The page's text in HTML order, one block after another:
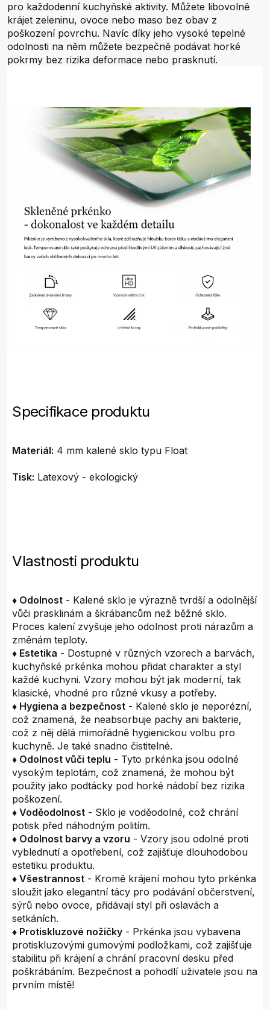
pro každodenní kuchyňské aktivity. Můžete libovolně
krájet zeleninu, ovoce nebo maso bez obav z
poškození povrchu. Navíc díky jeho vysoké tepelné
odolnosti na něm můžete bezpečně podávat horké
pokrmy bez rizika deformace nebo prasknutí.
Specifikace produktu
Materiál: 4 mm kalené sklo typu Float
Tisk: Latexový - ekologický
Vlastnosti produktu
♦ Odolnost - Kalené sklo je výrazně tvrdší a odolnější
vůči prasklinám a škrábancům než běžné sklo.
Proces kalení zvyšuje jeho odolnost proti nárazům a
změnám teploty.
♦ Estetika - Dostupné v různých vzorech a barvách,
kuchyňské prkénka mohou přidat charakter a styl
každé kuchyni. Vzory mohou být jak moderní, tak
klasické, vhodné pro různé vkusy a potřeby.
♦ Hygiena a bezpečnost - Kalené sklo je neporézní,
což znamená, že neabsorbuje pachy ani bakterie,
což z něj dělá mimořádně hygienickou volbu pro
kuchyně. Je také snadno čistitelné.
♦ Odolnost vůči teplu - Tyto prkénka jsou odolné
vysokým teplotám, což znamená, že mohou být
použity jako podtácky pod horké nádobí bez rizika
poškození.
♦ Voděodolnost - Sklo je voděodolné, což chrání
potisk před náhodným politím.
♦ Odolnost barvy a vzoru - Vzory jsou odolné proti
vyblednutí a opotřebení, což zajišťuje dlouhodobou
estetiku produktu.
♦ Všestrannost - Kromě krájení mohou tyto prkénka
sloužit jako elegantní tácy pro podávání občerstvení,
sýrů nebo ovoce, přidávají styl při oslavách a
setkáních.
♦ Protiskluzové nožičky - Prkénka jsou vybavena
protiskluzovými gumovými podložkami, což zajišťuje
stabilitu při krájení a chrání pracovní desku před
poškrábáním. Bezpečnost a pohodlí uživatele jsou na
prvním místě!